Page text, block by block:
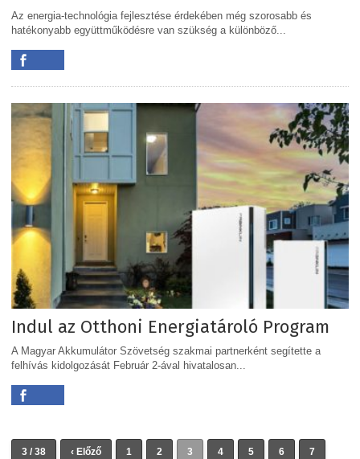
Az energia-technológia fejlesztése érdekében még szorosabb és
hatékonyabb együttműködésre van szükség a különböző...
Indul az Otthoni Energiatároló Program
A Magyar Akkumulátor Szövetség szakmai partnerként segítette a
felhívás kidolgozását Február 2-ával hivatalosan...
3 / 38 ‹ Előző 1 2 3 4 5 6 7